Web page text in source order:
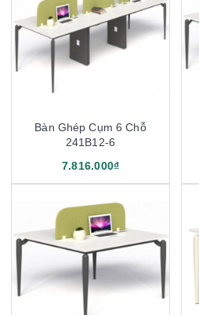
Bàn Ghép Cụm 6 Chỗ
241B12-6
7.816.000₫